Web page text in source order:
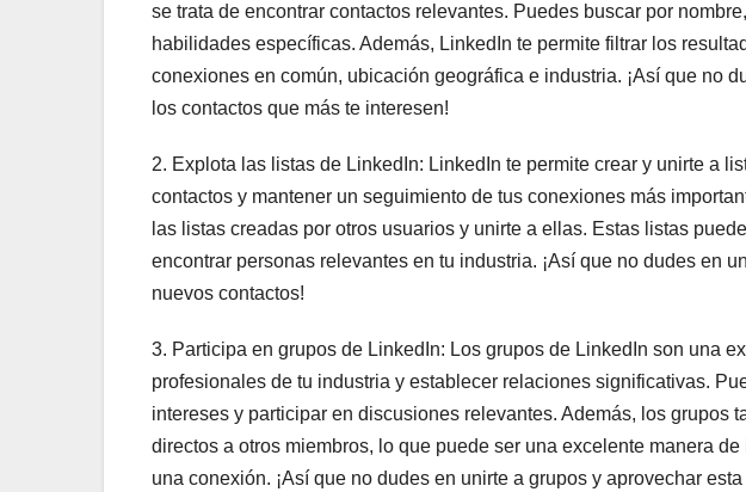
se trata de encontrar contactos relevantes. Puedes buscar por
habilidades específicas. Además, LinkedIn te permite filtrar los
conexiones en común, ubicación geográfica e industria. ¡Así que no
los contactos que más te interesen!
2. Explota las listas de LinkedIn: LinkedIn te permite crear y unirte a
contactos y mantener un seguimiento de tus conexiones más
las listas creadas por otros usuarios y unirte a ellas. Estas listas
encontrar personas relevantes en tu industria. ¡Así que no dudes en
nuevos contactos!
3. Participa en grupos de LinkedIn: Los grupos de LinkedIn son una
profesionales de tu industria y establecer relaciones significativas.
intereses y participar en discusiones relevantes. Además, los grupos
directos a otros miembros, lo que puede ser una excelente manera
una conexión. ¡Así que no dudes en unirte a grupos y aprovechar